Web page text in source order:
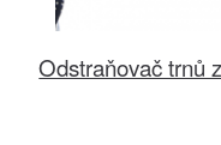
Odstraňovač trnů